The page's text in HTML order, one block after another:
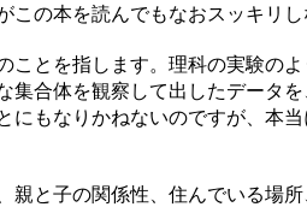
の本を読んでもなおスッキリし
とを指します。理科の実験の
合体を観察して出したデータ
もなりかねないのですが、本
と子の関係性、住んでいる場